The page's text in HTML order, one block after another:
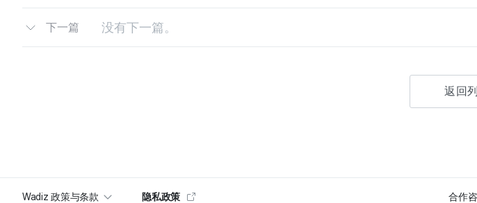
下一篇 没有下一篇。
返回
Wadiz 政策与条款 隐私政策 合作